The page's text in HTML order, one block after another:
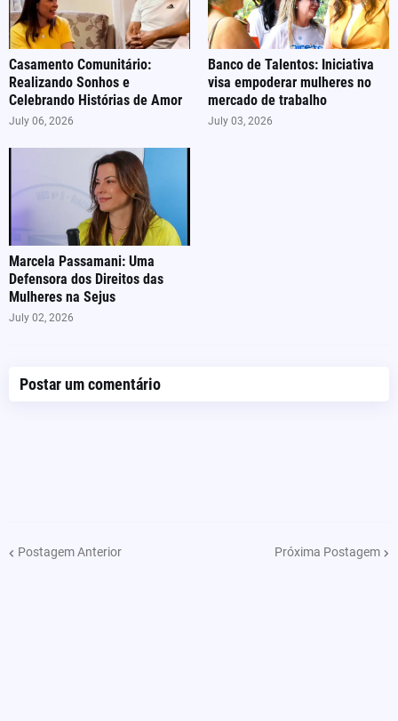
Casamento Comunitário:
Realizando Sonhos e
Celebrando Histórias de Amor
July 06, 2026
Banco de Talentos: Iniciativa
visa empoderar mulheres no
mercado de trabalho
July 03, 2026
Marcela Passamani: Uma
Defensora dos Direitos das
Mulheres na Sejus
July 02, 2026
Postar um comentário
Postagem Anterior Próxima Postagem